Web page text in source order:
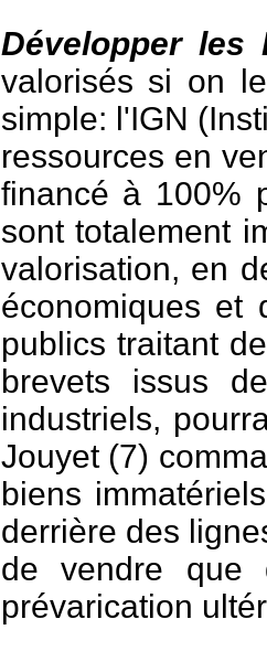
Développer
valorisés si on
simple: l'IGN
ressources en
financé à 100%
sont totalement
valorisation, en
économiques et
publics traitant
brevets issus
industriels,
Jouyet (7)
biens
derrière des
de vendre que
prévarication